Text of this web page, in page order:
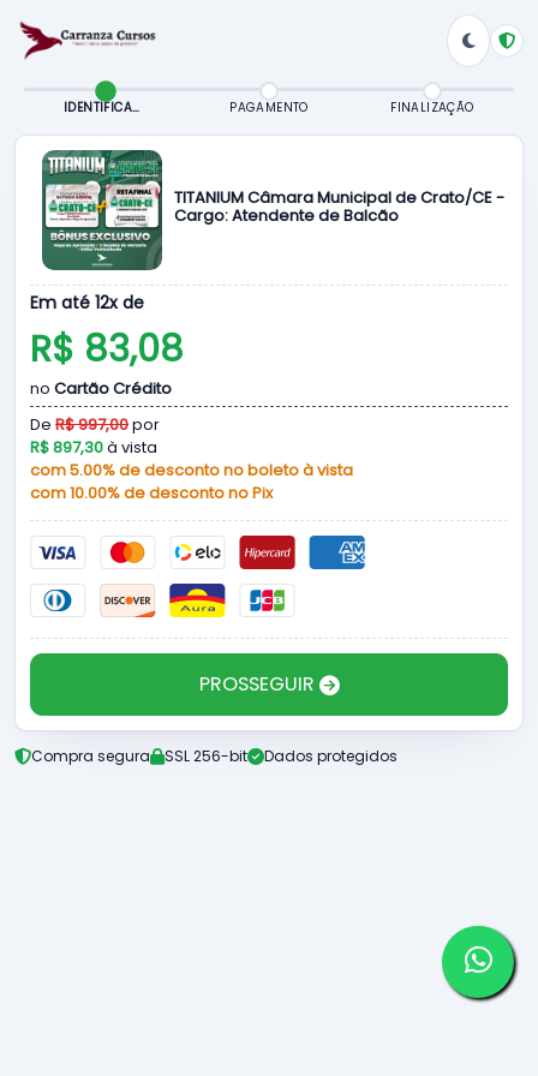
IDENTIFICAÇÃO PAGAMENTO FINALIZAÇÃO
TITANIUM Câmara Municipal de Crato/CE -
Cargo: Atendente de Balcão
Em até 12x de
R$ 83,08
no Cartão Crédito
De R$ 997,00por
R$ 897,30à vista
com 5.00% de desconto no boleto à vista
com 10.00% de desconto no Pix
PROSSEGUIR
Compra segura SSL 256-bit Dados protegidos